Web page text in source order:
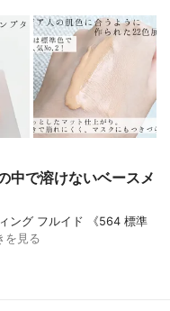
中で溶けないベースメ
ング フルイド 《564 標準
を見る